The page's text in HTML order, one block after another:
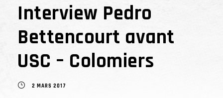
Interview Pedro
Bettencourt avant
USC – Colomiers
2 MARS 2017